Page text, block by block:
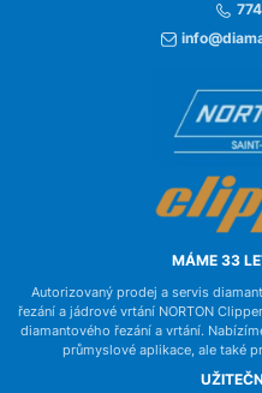
MÁME 33
Autorizovaný prodej a servis
řezání a jádrové vrtání NORTON
diamantového řezání a vrtání.
průmyslové aplikace, ale také